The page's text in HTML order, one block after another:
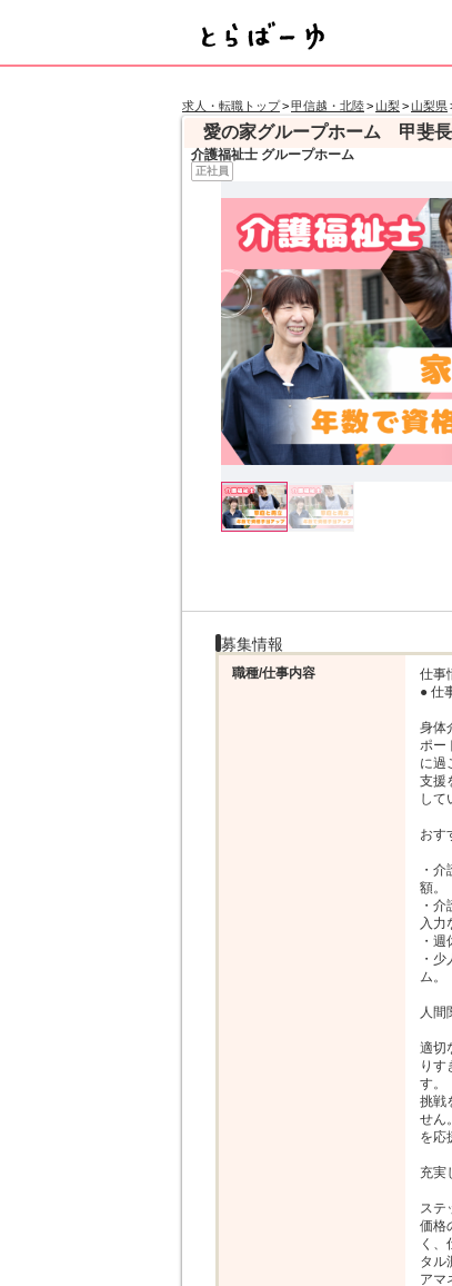
求人・転職トップ>甲信越・北陸> 山梨> 山梨県
愛の家グループホーム 甲斐
介護福祉士 グループホーム
正社員
募集情報
職種/仕事内容
仕事
● 仕
身体
ポー
に過
支援
して
おす
・
額。
・
入力
・
・
ム。
人間
適切
りす
す。
挑戦
せん
を応
充実
ステ
価格
く
タル
アマ